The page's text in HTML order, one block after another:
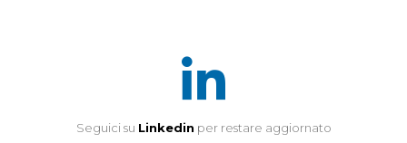
Seguici su Linkedin per restare aggiornato